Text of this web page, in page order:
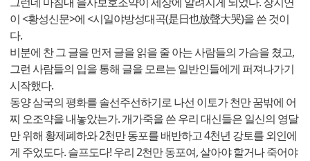
이 <황성신문>에 <시일야방성대곡(是日也放聲大哭)을 쓴 것이
다.
비분에 찬 그 글을 먼저 글을 읽을 줄 아는 사람들의 가슴을 쳤고,
그런 사람들의 입을 통해 글을 모르는 일반인들에게 퍼져나가기
시작했다.
동양 삼국의 평화를 솔선주선하기로 나선 이토가 천만 꿈밖에 어
찌 오조약을 내놓았는가. 개가죽을 쓴 우리 대신들은 일신의 영달
만 위해 황제폐하와 2천만 동포를 배반하고 4천년 강토를 외인에
게 주었도다. 슬프도다! 우리 2천만 동포여, 살아야 할거나 죽어야